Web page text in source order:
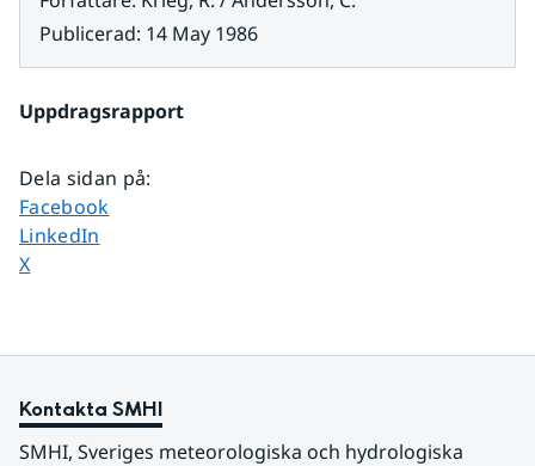
Publicerad: 14 May 1986
Uppdragsrapport
Dela sidan på:
Dela sidan på
Facebook
Dela sidan på
LinkedIn
Dela sidan på
X
Kontakta SMHI
SMHI, Sveriges meteorologiska och hydrologiska